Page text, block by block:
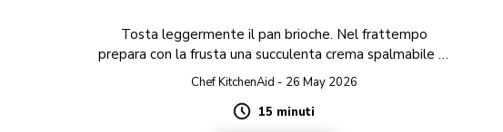
Tosta leggermente il pan brioche. Nel frattempo
prepara con la frusta una succulenta crema spalmabile al
pistacchio e cioccolato bianco.
Chef KitchenAid - 26 May 2026
Duration
15 minuti